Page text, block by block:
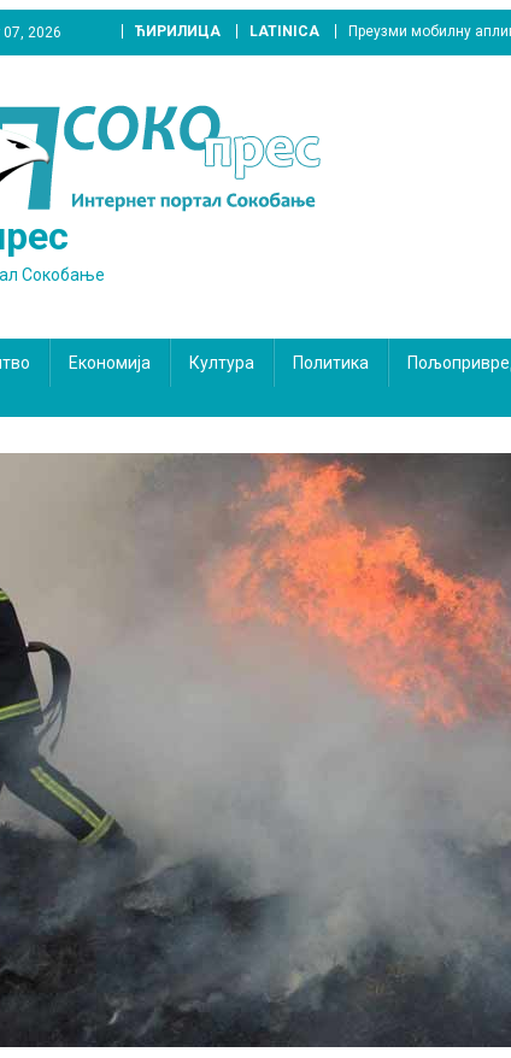
07, 2026 ЋИРИЛИЦА LATINICA Преузми мобилну
Сокобање
Економија Култура Политика